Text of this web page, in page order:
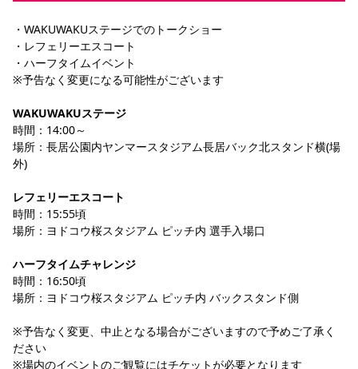
・WAKUWAKUステージでのトークショー
・レフェリーエスコート
・ハーフタイムイベント
※予告なく変更になる可能性がございます
WAKUWAKUステージ
時間：14:00～
場所：長居公園内ヤンマースタジアム長居バック北スタンド横(場
外)
レフェリーエスコート
時間：15:55頃
場所：ヨドコウ桜スタジアム ピッチ内 選手入場口
ハーフタイムチャレンジ
時間：16:50頃
場所：ヨドコウ桜スタジアム ピッチ内 バックスタンド側
※予告なく変更、中止となる場合がございますので予めご了承く
ださい
※場内のイベントのご観覧にはチケットが必要となります